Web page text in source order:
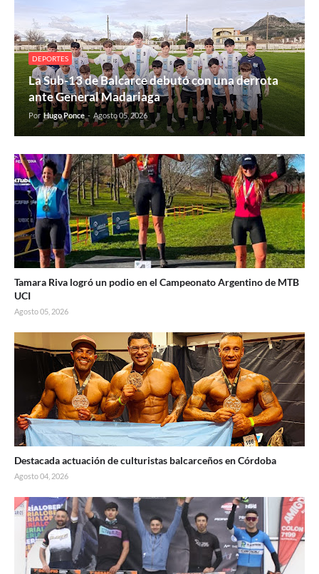
DEPORTES
La Sub-13 de Balcarce debutó con una derrota
ante General Madariaga
Por Hugo Ponce - Agosto 05, 2026
Tamara Riva logró un podio en el Campeonato Argentino de MTB
UCI
Agosto 05, 2026
Destacada actuación de culturistas balcarceños en Córdoba
Agosto 04, 2026